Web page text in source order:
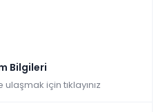
Bilgileri
için tıklayınız